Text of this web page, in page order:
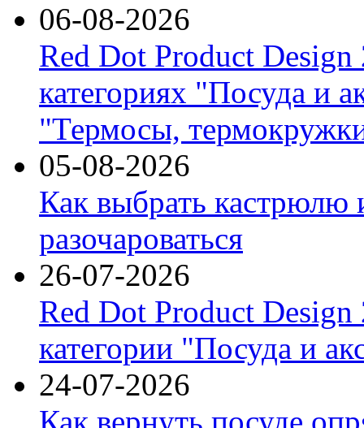
06-08-2026
Red Dot Product Design
категориях "Посуда и
"Термосы,
05-08-2026
Как выбрать кастрюлю
разочароваться
26-07-2026
Red Dot Product Design
категории "Посуда и
24-07-2026